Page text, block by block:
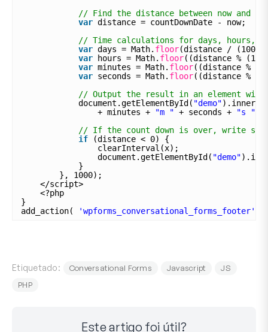
// Find the distance between now and
var distance = countDownDate - now;
// Time calculations for days, hours,
var days = Math. floor(distance /
var hours = Math. floor((distance %
var minutes = Math. floor((distance %
var seconds = Math. floor((distance %
// Output the result in an element with
document.getElementById( "demo"
+ minutes +
"m " + seconds + "s "
// If the count down is over, write
if
(distance < 0) {
clearInterval(x);
document.getElementById( "demo"
}
}, 1000);
</script>
<?php
}
add_action(
'wpforms_conversational_forms_footer'
Etiquetado: Conversational Forms Javascript
JS
PHP
Este artigo foi útil?